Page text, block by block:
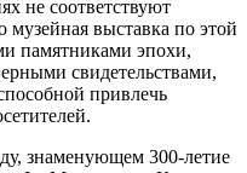
не соответствуют
выставка по этой
памятниками эпохи,
свидетельствами,
привлечь
знаменующем 300-летие